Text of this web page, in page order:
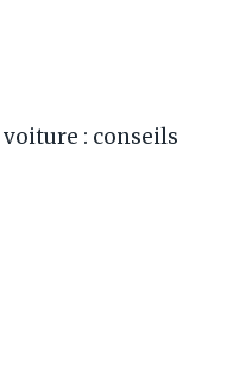
: conseils